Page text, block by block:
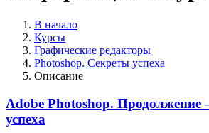
В начало
Курсы
Графические редакторы
Photoshop. Секреты успеха
Описание
Adobe Photoshop. Продолжение
успеха